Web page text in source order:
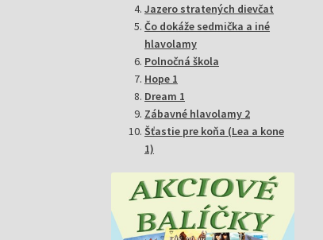
Jazero stratených dievčat
Čo dokáže sedmička a iné
hlavolamy
Polnočná škola
Hope 1
Dream 1
Zábavné hlavolamy 2
Šťastie pre koňa (Lea a kone
1)